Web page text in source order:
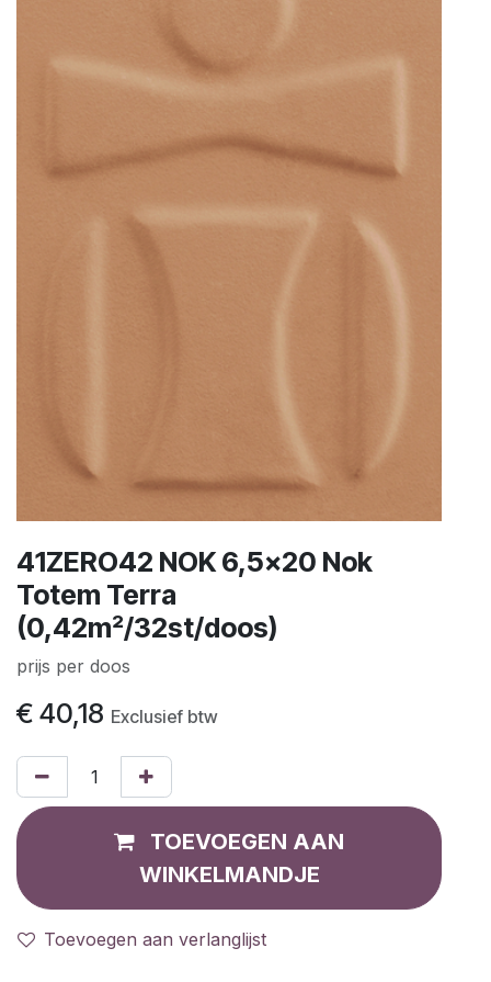
41ZERO42 NOK 6,5x20 Nok
Totem Terra
(0,42m²/32st/doos)
prijs per doos
€ 40,18 Exclusief btw
TOEVOEGEN AAN
WINKELMANDJE
Toevoegen aan verlanglijst